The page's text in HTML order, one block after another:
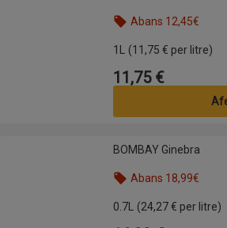
Abans 12,45€
1L
(11,75 € per litre)
Preu
11,75 €
BOMBAY Ginebra
Abans 18,99€
0.7L
(24,27 € per litre)